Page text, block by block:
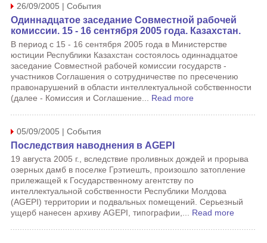
26/09/2005 | События
Одиннадцатое заседание Совместной рабочей
комиссии. 15 - 16 сентября 2005 года. Казахстан.
В период с 15 - 16 сентября 2005 года в Министерстве
юстиции Республики Казахстан состоялось одиннадцатое
заседание Совместной рабочей комиссии государств -
участников Соглашения о сотрудничестве по пресечению
правонарушений в области интеллектуальной собственности
(далее - Комиссия и Соглашение... Read more
05/09/2005 | События
Последствия наводнения в AGEPI
19 августа 2005 г., вследствие проливных дождей и прорыва
озерных дамб в поселке Грэтиешть, произошло затопление
прилежащей к Государственному агентству по
интеллектуальной собственности Республики Молдова
(AGEPI) территории и подвальных помещений. Серьезный
ущерб нанесен архиву AGEPI, типографии,... Read more